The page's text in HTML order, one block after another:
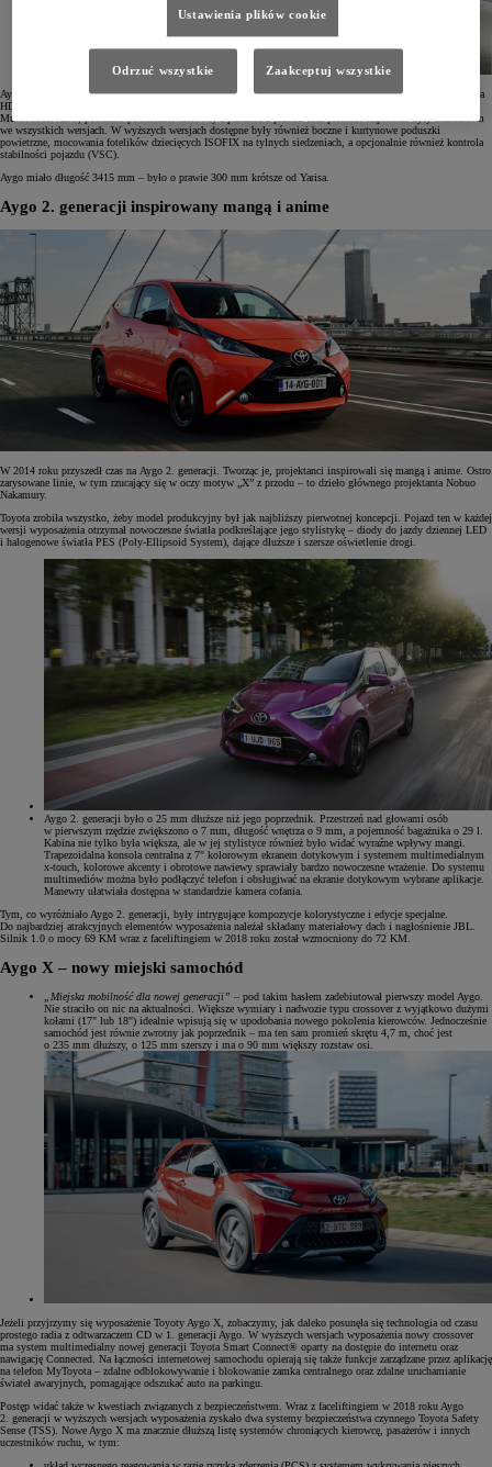
Aygo wyposażono w 68-konny benzynowy silnik 1.0 VVT-i o trzech cylindrach oraz 1,4-litrowy silnik Diesla
HDi o mocy 54 KM. Obok 5-stopniowej manualnej skrzyni biegów była dostępna bezsprzęgłowa skrzynia
MultiMode. ABS, poduszki powietrzne kierowcy i pasażera z przodu oraz przednie napinacze były standardem
we wszystkich wersjach. W wyższych wersjach dostępne były również boczne i kurtynowe poduszki
powietrzne, mocowania fotelików dziecięcych ISOFIX na tylnych siedzeniach, a opcjonalnie również kontrola
stabilności pojazdu (VSC).
Aygo miało długość 3415 mm – było o prawie 300 mm krótsze od Yarisa.
Aygo 2. generacji inspirowany mangą i anime
W 2014 roku przyszedł czas na Aygo 2. generacji. Tworząc je, projektanci inspirowali się mangą i anime. Ostro
zarysowane linie, w tym rzucający się w oczy motyw „X” z przodu – to dzieło głównego projektanta Nobuo
Nakamury.
Toyota zrobiła wszystko, żeby model produkcyjny był jak najbliższy pierwotnej koncepcji. Pojazd ten w każdej
wersji wyposażenia otrzymał nowoczesne światła podkreślające jego stylistykę – diody do jazdy dziennej LED
i halogenowe światła PES (Poly-Ellipsoid System), dające dłuższe i szersze oświetlenie drogi.
Aygo 2. generacji było o 25 mm dłuższe niż jego poprzednik. Przestrzeń nad głowami osób
w pierwszym rzędzie zwiększono o 7 mm, długość wnętrza o 9 mm, a pojemność bagażnika o 29 l.
Kabina nie tylko była większa, ale w jej stylistyce również było widać wyraźne wpływy mangi.
Trapezoidalna konsola centralna z 7" kolorowym ekranem dotykowym i systemem multimedialnym
x-touch, kolorowe akcenty i obrotowe nawiewy sprawiały bardzo nowoczesne wrażenie. Do systemu
multimediów można było podłączyć telefon i obsługiwać na ekranie dotykowym wybrane aplikacje.
Manewry ułatwiała dostępna w standardzie kamera cofania.
Tym, co wyróżniało Aygo 2. generacji, były intrygujące kompozycje kolorystyczne i edycje specjalne.
Do najbardziej atrakcyjnych elementów wyposażenia należał składany materiałowy dach i nagłośnienie JBL.
Silnik 1.0 o mocy 69 KM wraz z faceliftingiem w 2018 roku został wzmocniony do 72 KM.
Aygo X – nowy miejski samochód
„Miejska mobilność dla nowej generacji” – pod takim hasłem zadebiutował pierwszy model Aygo.
Nie straciło on nic na aktualności. Większe wymiary i nadwozie typu crossover z wyjątkowo dużymi
kołami (17" lub 18") idealnie wpisują się w upodobania nowego pokolenia kierowców. Jednocześnie
samochód jest równie zwrotny jak poprzednik – ma ten sam promień skrętu 4,7 m, choć jest
o 235 mm dłuższy, o 125 mm szerszy i ma o 90 mm większy rozstaw osi.
Jeżeli przyjrzymy się wyposażenie Toyoty Aygo X, zobaczymy, jak daleko posunęła się technologia od czasu
prostego radia z odtwarzaczem CD w 1. generacji Aygo. W wyższych wersjach wyposażenia nowy crossover
ma system multimedialny nowej generacji Toyota Smart Connect® oparty na dostępie do internetu oraz
nawigację Connected. Na łączności internetowej samochodu opierają się także funkcje zarządzane przez aplikację
na telefon MyToyota – zdalne odblokowywanie i blokowanie zamka centralnego oraz zdalne uruchamianie
świateł awaryjnych, pomagające odszukać auto na parkingu.
Postęp widać także w kwestiach związanych z bezpieczeństwem. Wraz z faceliftingiem w 2018 roku Aygo
2. generacji w wyższych wersjach wyposażenia zyskało dwa systemy bezpieczeństwa czynnego Toyota Safety
Sense (TSS). Nowe Aygo X ma znacznie dłuższą listę systemów chroniących kierowcę, pasażerów i innych
uczestników ruchu, w tym:
Ustawienia plików cookie
Odrzuć wszystkie Zaakceptuj wszystkie